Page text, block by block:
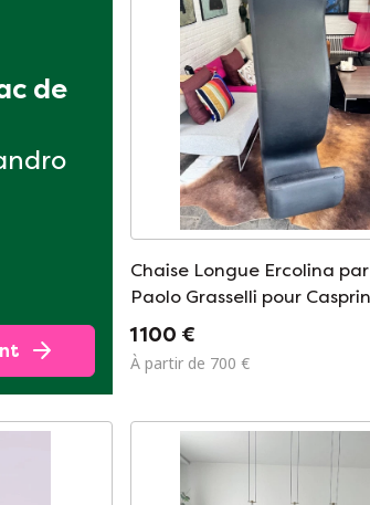
de
Chaise Longue Ercolina par
Paolo Grasselli pour
1 100 €
À partir de 700 €